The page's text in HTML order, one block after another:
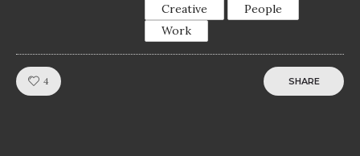
Creative
People
Work
4 Like! SHARE